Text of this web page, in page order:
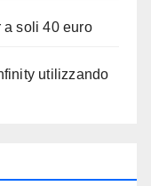
a soli 40 euro
utilizzando